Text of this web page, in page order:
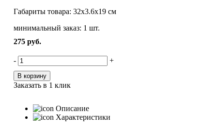
Габариты товара: 32х3.6х19 см
минимальный заказ: 1 шт.
275 руб.
- +
В корзину
Заказать в 1 клик
Описание
Характеристики